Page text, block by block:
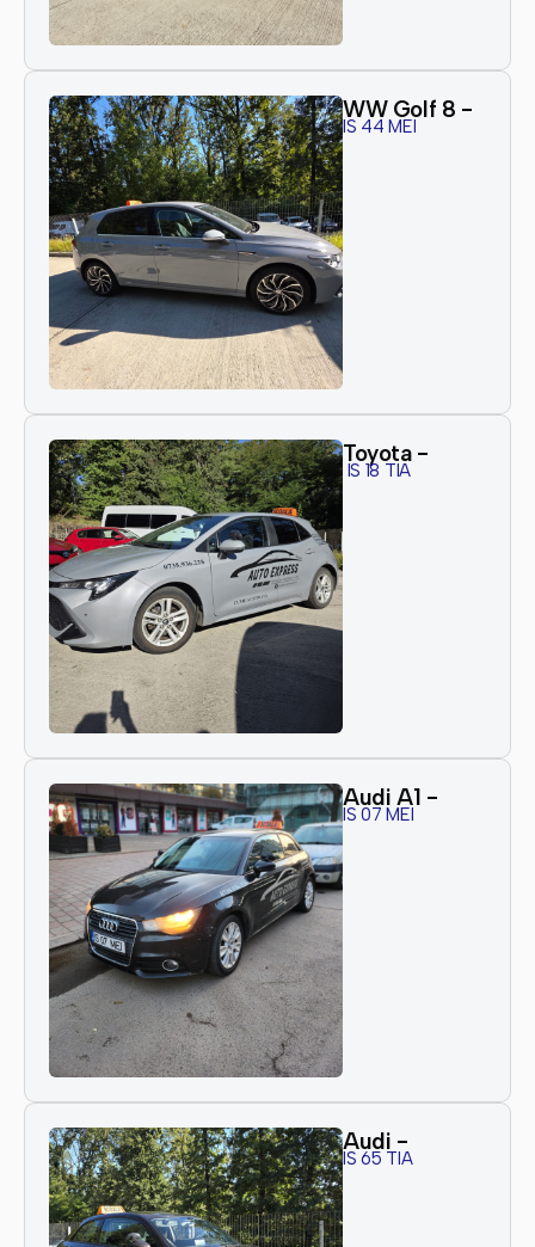
WW Golf 8 -
IS 44 MEI
Toyota -
IS 18 TIA
Audi A1 -
IS 07 MEI
Audi -
IS 65 TIA